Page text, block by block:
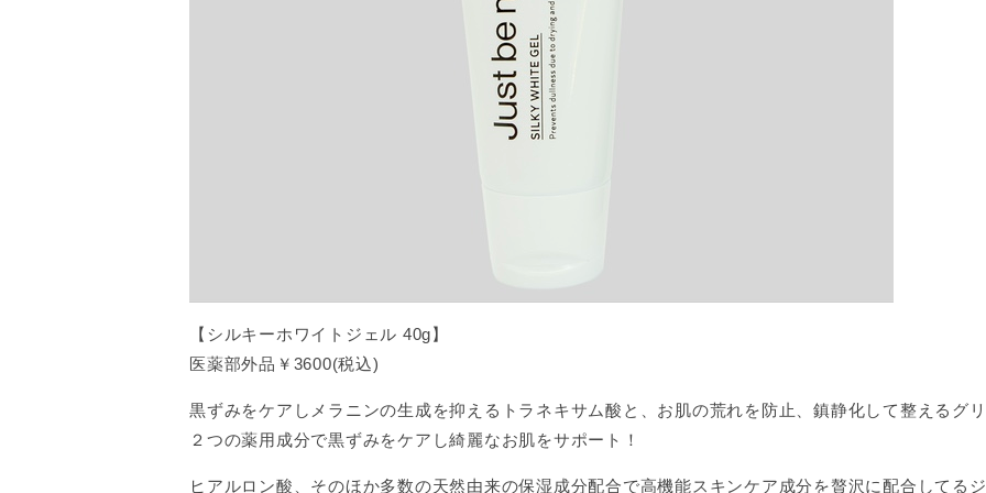
【シルキーホワイトジェル 40g】
医薬部外品￥3600(税込)
黒ずみをケアしメラニンの生成を抑えるトラネキサム酸と、お肌の荒れを防止、鎮静化して整えるグリ
２つの薬用成分で黒ずみをケアし綺麗なお肌をサポート！
ヒアルロン酸、そのほか多数の天然由来の保湿成分配合で高機能スキンケア成分を贅沢に配合してるジ